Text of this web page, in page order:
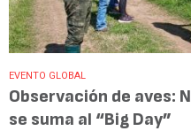
EVENTO GLOBAL
Observación de aves:
se suma al “Big Day”